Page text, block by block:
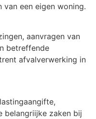
een eigen woning.
aanvragen van
betreffende
afvalverwerking in
belangriijke zaken bij